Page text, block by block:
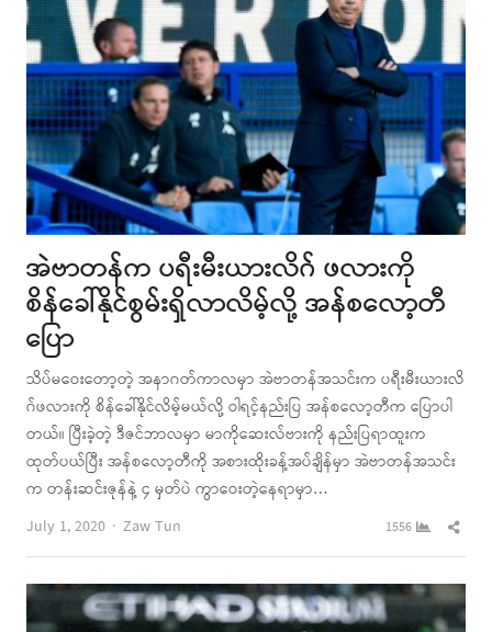
အဲဗာတန်က ပရီးမီးယားလိဂ် ဖလားကို
စိန်ခေါ်နိုင်စွမ်းရှိလာလိမ့်လို့ အန်စလော့တီ
ပြော
သိပ်မဝေးတော့တဲ့ အနာဂတ်ကာလမှာ အဲဗာတန်အသင်းက ပရီးမီးယားလိ
ဂ်ဖလားကို စိန်ခေါ်နိုင်လိမ့်မယ်လို့ ဝါရင့်နည်းပြ အန်စလော့တီက ပြောပါ
တယ်။ ပြီးခဲ့တဲ့ ဒီဇင်ဘာလမှာ မာကိုဆေးလ်ဗားကို နည်းပြရာထူးက
ထုတ်ပယ်ပြီး အန်စလော့တီကို အစားထိုးခန့်အပ်ချိန်မှာ အဲဗာတန်အသင်း
က တန်းဆင်းဇုန်နဲ့ ၄ မှတ်ပဲ ကွာဝေးတဲ့နေရာမှာ…
July 1, 2020
Author
Zaw Tun 1556